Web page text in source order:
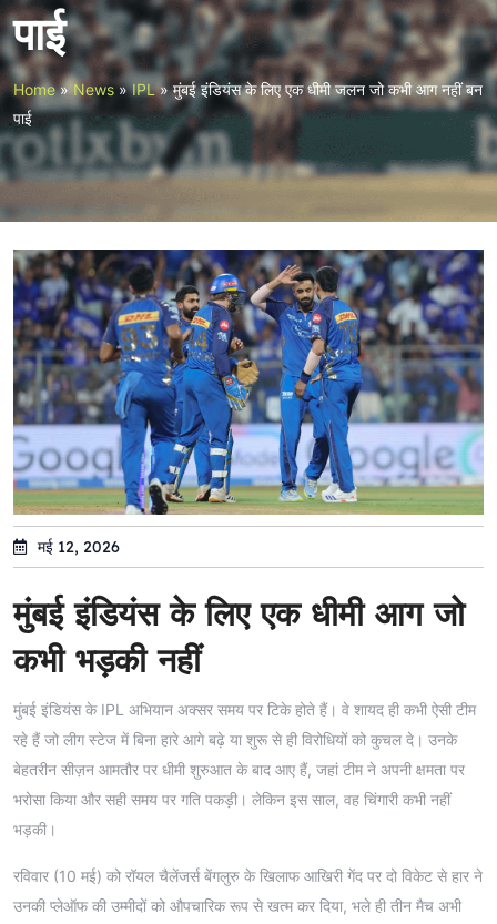
पाई
Home»News»IPL»मुंबई इंडियंस के लिए एक धीमी जलन जो कभी आग नहीं बन
पाई
मई 12, 2026
मुंबई इंडियंस के लिए एक धीमी आग जो
कभी भड़की नहीं
मुंबई इंडियंस के IPL अभियान अक्सर समय पर टिके होते हैं। वे शायद ही कभी ऐसी टीम
रहे हैं जो लीग स्टेज में बिना हारे आगे बढ़े या शुरू से ही विरोधियों को कुचल दे। उनके
बेहतरीन सीज़न आमतौर पर धीमी शुरुआत के बाद आए हैं, जहां टीम ने अपनी क्षमता पर
भरोसा किया और सही समय पर गति पकड़ी। लेकिन इस साल, वह चिंगारी कभी नहीं
भड़की।
रविवार (10 मई) को रॉयल चैलेंजर्स बेंगलुरु के खिलाफ आखिरी गेंद पर दो विकेट से हार ने
उनकी प्लेऑफ की उम्मीदों को औपचारिक रूप से खत्म कर दिया, भले ही तीन मैच अभी